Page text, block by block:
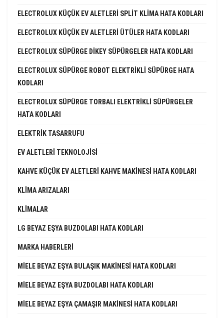
ELECTROLUX KÜÇÜK EV ALETLERI SPLIT KLIMA HATA KODLARI
ELECTROLUX KÜÇÜK EV ALETLERI ÜTÜLER HATA KODLARI
ELECTROLUX SÜPÜRGE DIKEY SÜPÜRGELER HATA KODLARI
ELECTROLUX SÜPÜRGE ROBOT ELEKTRIKLI SÜPÜRGE HATA
KODLARI
ELECTROLUX SÜPÜRGE TORBALI ELEKTRIKLI SÜPÜRGELER
HATA KODLARI
ELEKTRIK TASARRUFU
EV ALETLERI TEKNOLOJISI
KAHVE KÜÇÜK EV ALETLERI KAHVE MAKINESI HATA KODLARI
KLIMA ARIZALARI
KLIMALAR
LG BEYAZ EŞYA BUZDOLABI HATA KODLARI
MARKA HABERLERI
MIELE BEYAZ EŞYA BULAŞIK MAKINESI HATA KODLARI
MIELE BEYAZ EŞYA BUZDOLABI HATA KODLARI
MIELE BEYAZ EŞYA ÇAMAŞIR MAKINESI HATA KODLARI